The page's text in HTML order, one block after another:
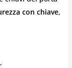
con chiave,